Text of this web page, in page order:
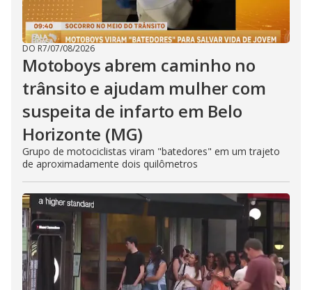
DO R7/07/08/2026
Motoboys abrem caminho no
trânsito e ajudam mulher com
suspeita de infarto em Belo
Horizonte (MG)
Grupo de motociclistas viram "batedores" em um trajeto
de aproximadamente dois quilômetros